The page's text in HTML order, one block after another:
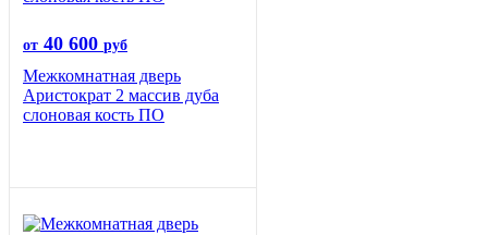
от 40 600 руб
Межкомнатная дверь
Аристократ 2 массив дуба
слоновая кость ПО